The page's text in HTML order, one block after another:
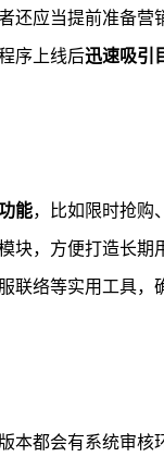
还应当提前准备营
序上线后迅速吸引
能，比如限时抢购、
块，方便打造长期
联络等实用工具，
本都会有系统审核